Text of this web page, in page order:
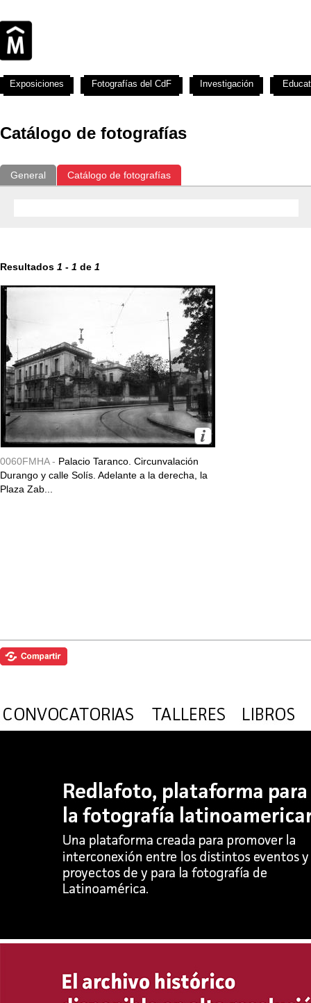
Catálogo de fotografías
General Catálogo de fotografías
Resultados 1 - 1 de 1
0060FMHA - Palacio Taranco. Circunvalación
Durango y calle Solís. Adelante a la derecha, la
Plaza Zab...
Exposiciones Fotografías del CdF Investigación